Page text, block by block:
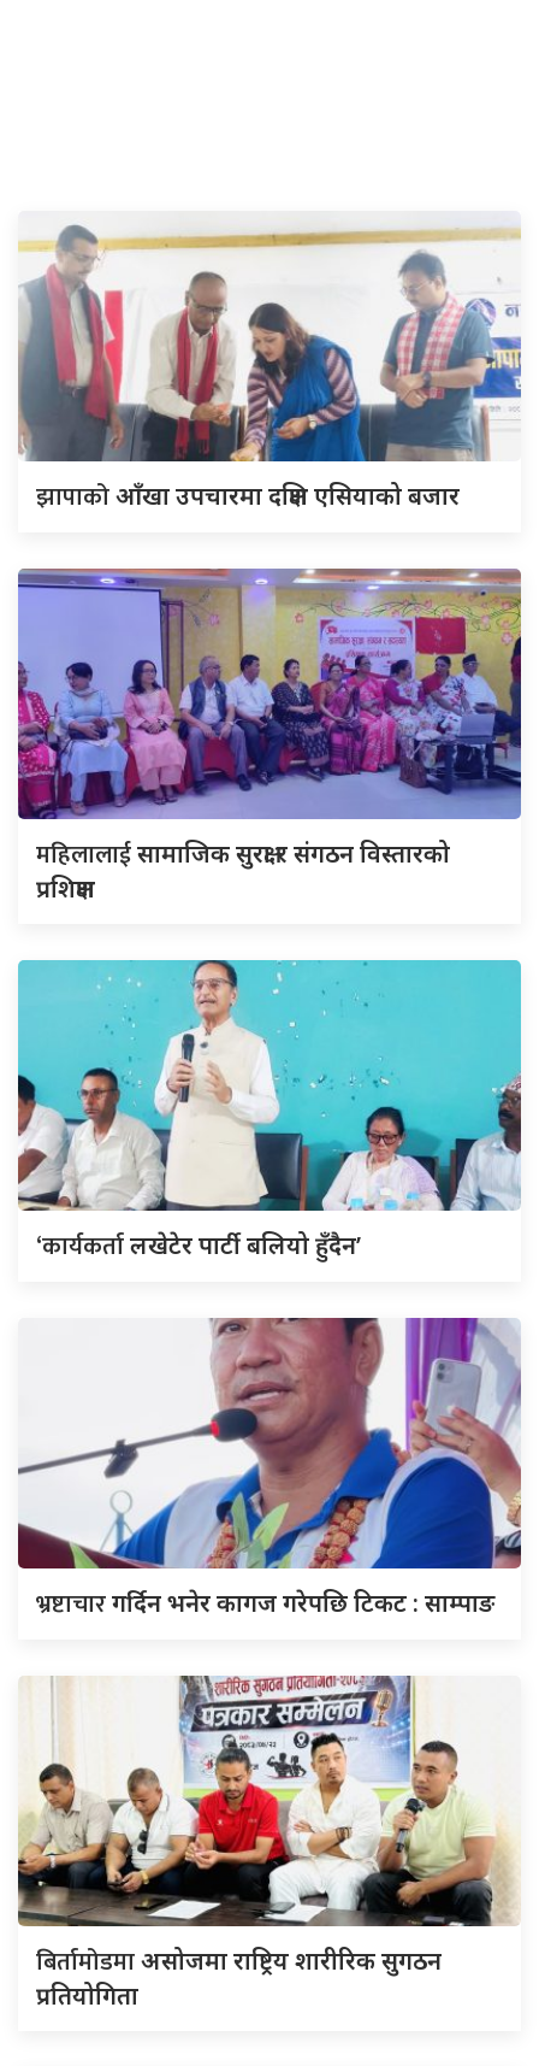
झापाकोआँखा उपचारमा दक्षिण एसियाको बजार
महिलालाईसामाजिक सुरक्षा र संगठन विस्तारको
प्रशिक्षण
‘कार्यकर्तालखेटेर पार्टी बलियो हुँदैन’
भ्रष्टाचारगर्दिन भनेर कागज गरेपछि टिकट : साम्पाङ
बिर्तामोडमाअसोजमा राष्ट्रिय शारीरिक सुगठन
प्रतियोगिता